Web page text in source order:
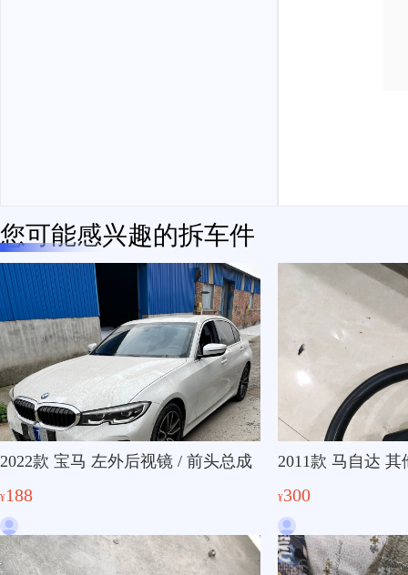
您可能感兴趣的拆车件
2022款 宝马 左外后视镜 / 前头总成
¥188
2011款 马自达 其
¥300